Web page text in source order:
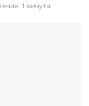
1 минута